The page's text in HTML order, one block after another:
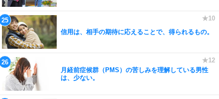
信用は、相手の期待に応えることで、得られるもの。
月経前症候群（PMS）の苦しみを理解している男性
は、少ない。